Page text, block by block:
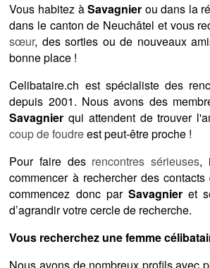
Vous habitez àSavagnier ou dans la
dans le canton de Neuchâtel et vous
sœur, des sorties ou de nouveaux
bonne place !
Celibataire.ch est spécialiste des
depuis 2001. Nous avons des
Savagnier qui attendent de trouver
coup de foudreest peut-être proche !
Pour faire des rencontres sérieuses,
commencer à rechercher des
commencez donc par Savagnieret
d’agrandir votre cercle de recherche.
Vous recherchez une femme